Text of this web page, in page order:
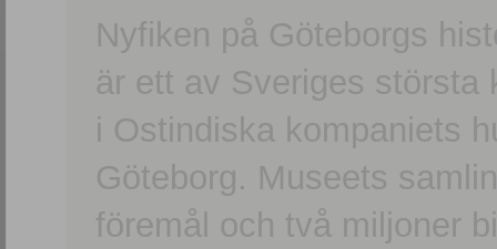
Nyfiken på Göteborgs
är ett av Sveriges största
i Ostindiska kompaniets
Göteborg. Museets
föremål och två miljoner